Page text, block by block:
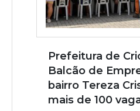
Prefeitura de
Balcão de
bairro Tereza
mais de 100